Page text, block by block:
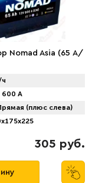
Nomad Asia (65 А/
600 А
(плюс слева)
305 руб.